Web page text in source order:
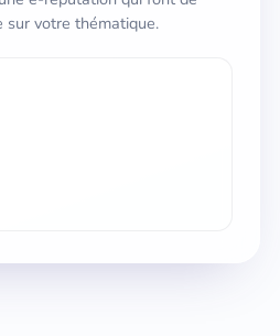
sur votre thématique.